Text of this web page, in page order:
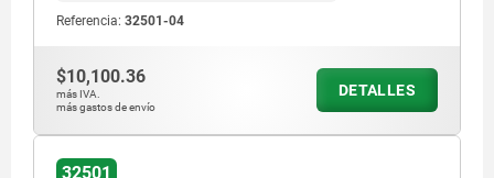
Referencia: 32501-04
$10,100.36
más IVA.
más gastos de envío
DETALLES
32501